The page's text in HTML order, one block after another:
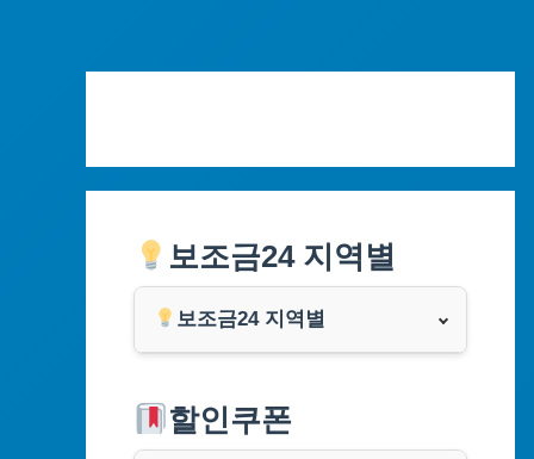
보조금24 지역별
보조금24 지역별
부산광역시
할인쿠폰